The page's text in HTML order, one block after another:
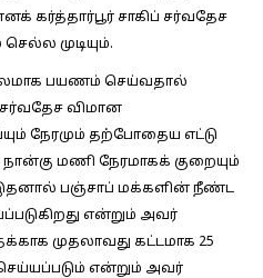
கர்த்தார்பூர் சாகிப் சர்வதேச
முடியும்.
பயணம் செய்வதால்
சர்வதேச விமான
நேரமும் தற்போதைய எட்டு
நான்கு மணி நேரமாகக் குறையும்
இதனால் பஞ்சாப் மக்களின் நீண்ட
என்றும் அவர்
முதலாவது கட்டமாக 25
என்றும் அவர்